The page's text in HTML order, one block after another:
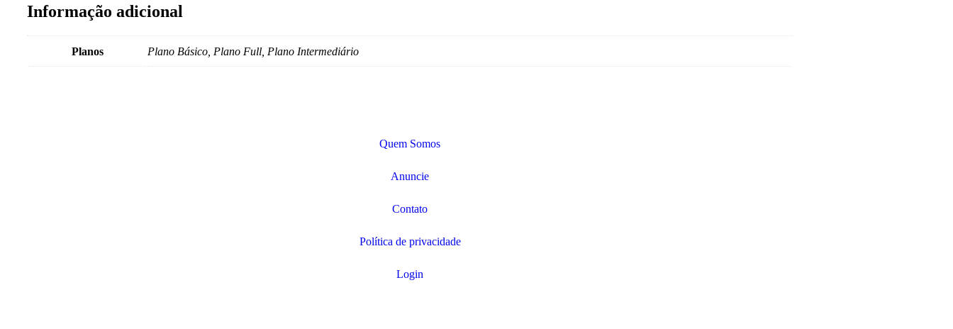
Informação adicional
Planos Plano Básico, Plano Full, Plano Intermediário
Quem Somos
Anuncie
Contato
Política de privacidade
Login